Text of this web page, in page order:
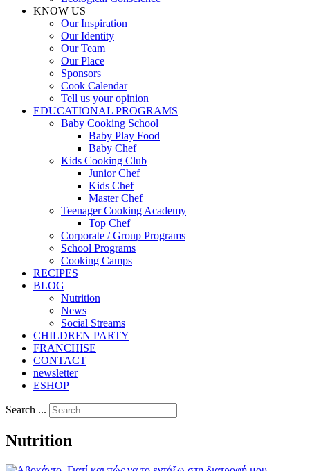
KNOW US
Οur Inspiration
Our Identity
Our Team
Our Place
Sponsors
Cook Calendar
Tell us your opinion
EDUCATIONAL PROGRAMS
Baby Cooking School
Baby Play Food
Baby Chef
Kids Cooking Club
Junior Chef
Kids Chef
Master Chef
Teenager Cooking Academy
Top Chef
Corporate / Group Programs
School Programs
Cooking Camps
RECIPES
BLOG
Nutrition
Νews
Social Streams
CHILDREN PARTY
FRANCHISE
CONTACT
newsletter
ESHOP
Search ...
Nutrition